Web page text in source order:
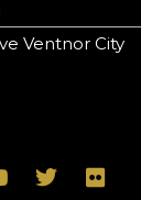
Ventnor City
T
w
F
l